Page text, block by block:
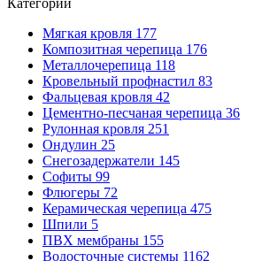
Мягкая кровля 177
Композитная черепица 176
Металлочерепица 118
Кровельный профнастил 83
Фальцевая кровля 42
Цементно-песчаная черепица 36
Рулонная кровля 251
Ондулин 25
Снегозадержатели 145
Софиты 99
Флюгеры 72
Керамическая черепица 475
Шпили 5
ПВХ мембраны 155
Водосточные системы 1162